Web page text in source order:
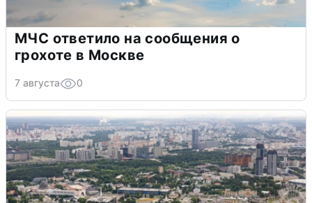
МЧС ответило на сообщения о
грохоте в Москве
7 августа 0